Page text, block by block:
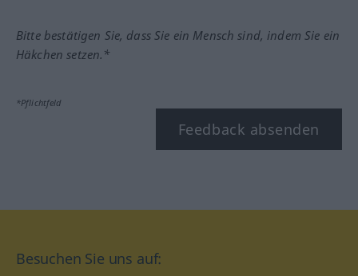
Bitte bestätigen Sie, dass Sie ein Mensch sind, indem Sie ein
Häkchen setzen.*
*Pflichtfeld
Feedback absenden
Besuchen Sie uns auf: